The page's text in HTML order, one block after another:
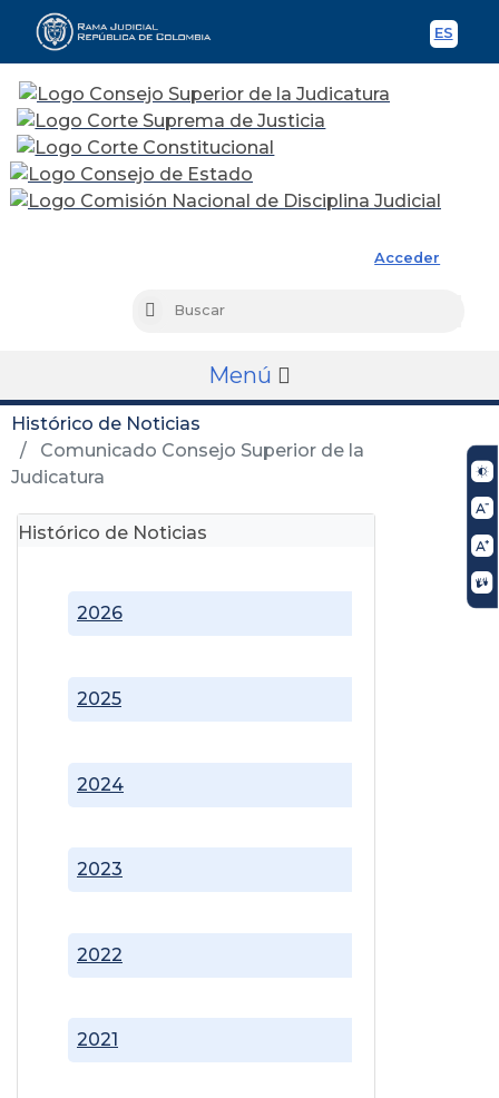
ES
Acceder
Buscar
Menú
Histórico de Noticias
Comunicado Consejo Superior de la
Judicatura
Histórico de Noticias
2021
2022
2023
2024
2025
2026